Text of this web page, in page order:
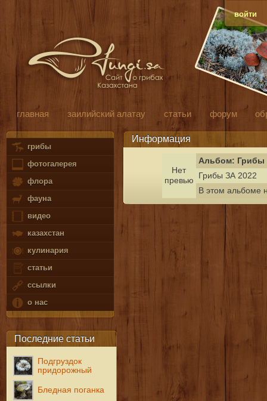
войти
главная заилийский алатау статьи форум
грибы
фотогалерея
флора
фауна
видео
казахстан
кулинария
статьи
ссылки
о нас
Последние статьи
Подгруздок
придорожный
Бледная поганка
Информация
Нет
превью
Альбом: Грибы
Грибы ЗА 2022
В этом альбоме